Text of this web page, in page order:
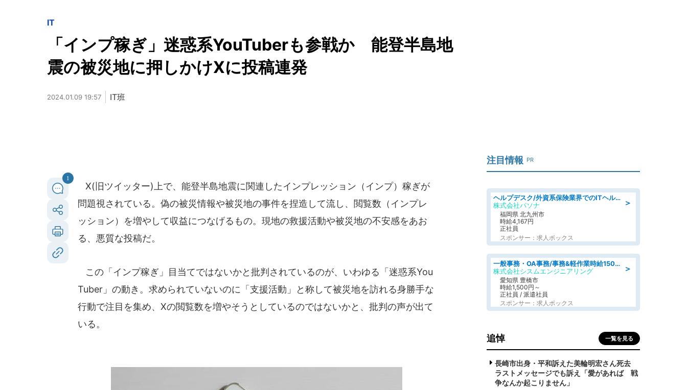
IT
「インプ稼ぎ」迷惑系YouTuberも参戦か 能登半島地
震の被災地に押しかけXに投稿連発
2024.01.09 19:57 IT班
1
X(旧ツイッター)上で、能登半島地震に関連したインプレッション（インプ）稼ぎが
問題視されている。偽の被災情報や被災地の事件を捏造して流し、閲覧数（インプレ
ッション）を増やして収益につなげるもの。現地の救援活動や被災地の不安感をあお
る、悪質な投稿だ。
この「インプ稼ぎ」目当てではないかと批判されているのが、いわゆる「迷惑系You
Tuber」の動き。求められていないのに「支援活動」と称して被災地を訪れる身勝手な
行動で注目を集め、Xの閲覧数を増やそうとしているのではないかと、批判の声が出て
いる。
注目情報 PR
＞
ヘルプデスク/外資系保険業界でのITヘルプデスク業務/駅近/即日勤務可/ヘルプデスク
株式会社パソナ
福岡県 北九州市
時給4,167円
正社員
スポンサー：求人ボックス
＞
一般事務・OA事務/事務&軽作業時給1500円土日祝休み各種社保完備
株式会社シスムエンジニアリング
愛知県 豊橋市
時給1,500円～
正社員 / 派遣社員
スポンサー：求人ボックス
追悼 一覧を見る
長崎市出身・平和訴えた美輪明宏さん死去
ラストメッセージでも訴え「愛があれば 戦
争なんか起こりません」